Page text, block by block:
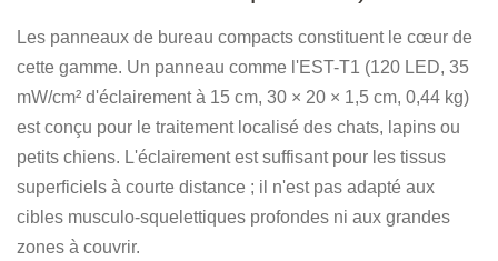
Les panneaux de bureau compacts constituent le cœur de
cette gamme. Un panneau comme l'EST-T1 (120 LED, 35
mW/cm² d'éclairement à 15 cm, 30 × 20 × 1,5 cm, 0,44 kg)
est conçu pour le traitement localisé des chats, lapins ou
petits chiens. L'éclairement est suffisant pour les tissus
superficiels à courte distance ; il n'est pas adapté aux
cibles musculo-squelettiques profondes ni aux grandes
zones à couvrir.